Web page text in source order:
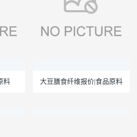
料 大豆膳食纤维报价|食品原料